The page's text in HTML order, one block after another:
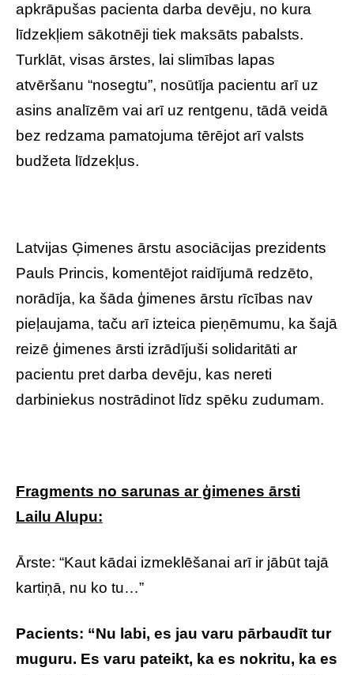
apkrāpušas pacienta darba devēju, no kura
līdzekļiem sākotnēji tiek maksāts pabalsts.
Turklāt, visas ārstes, lai slimības lapas
atvēršanu “nosegtu”, nosūtīja pacientu arī uz
asins analīzēm vai arī uz rentgenu, tādā veidā
bez redzama pamatojuma tērējot arī valsts
budžeta līdzekļus.
Latvijas Ģimenes ārstu asociācijas prezidents
Pauls Princis, komentējot raidījumā redzēto,
norādīja, ka šāda ģimenes ārstu rīcības nav
pieļaujama, taču arī izteica pieņēmumu, ka šajā
reizē ģimenes ārsti izrādījuši solidaritāti ar
pacientu pret darba devēju, kas nereti
darbiniekus nostrādinot līdz spēku zudumam.
Fragments no sarunas ar ģimenes ārsti
Lailu Alupu:
Ārste: “Kaut kādai izmeklēšanai arī ir jābūt tajā
kartiņā, nu ko tu…”
Pacients: “Nu labi, es jau varu pārbaudīt tur
muguru. Es varu pateikt, ka es nokritu, ka es